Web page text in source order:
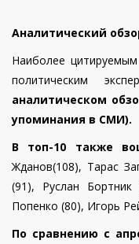
Аналитический
Наиболее
политическим
аналитическом
упоминания в СМИ).
В топ-10 также
Жданов(108), Тарас
(91), Руслан
Попенко (80), Игорь
По сравнению с